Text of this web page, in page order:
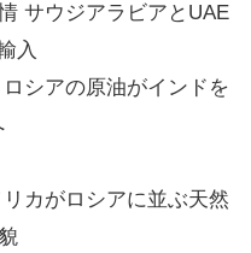
サウジアラビアとUAE
入
シアの原油がインドを
リカがロシアに並ぶ天然